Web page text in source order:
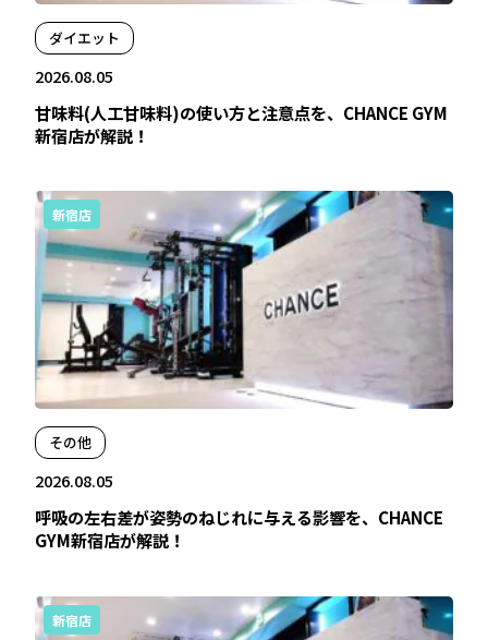
ダイエット
2026.08.05
甘味料(人工甘味料)の使い方と注意点を、CHANCE GYM
新宿店が解説！
新宿店
その他
2026.08.05
呼吸の左右差が姿勢のねじれに与える影響を、CHANCE
GYM新宿店が解説！
新宿店